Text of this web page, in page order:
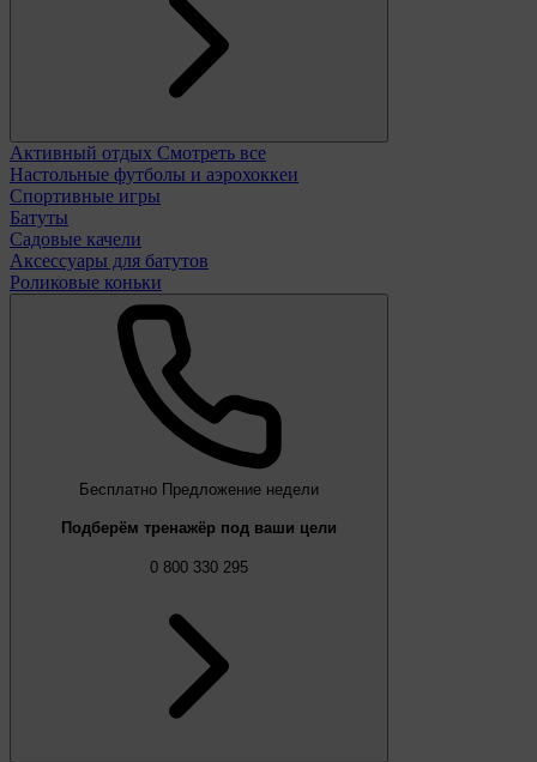
Активный отдых Смотреть все
Настольные футболы и аэрохоккеи
Спортивные игры
Батуты
Садовые качели
Аксессуары для батутов
Роликовые коньки
Бесплатно Предложение недели
Подберём тренажёр под ваши цели
0 800 330 295